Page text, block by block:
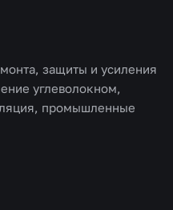
защиты и усиления
углеволокном,
промышленные